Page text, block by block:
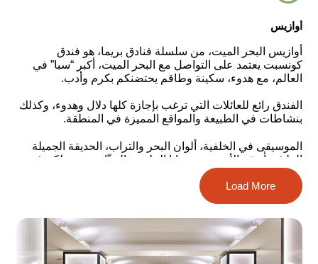
أوازيس
أوازيس البحر الميت، من سلسلة فنادق بريما، هو فندق
كونسبت يعتمد على التواصل مع البحر الميت، أكبر “سبا” في
العالم، مع هدوء، سكينة وطاقم يحتضنكم بكرم وأدب.
الفندق رائع للعائلات التي ترغب بإجازة كلها دلال وهدوء، وكذلك
بنشاطات في الطبيعة والمواقع المميزة في المنطقة.
الموسيقى في الخلفية، ألوان البحر والتراب، الحديقة الجميلة
المليئة بأسرّة الأرجوحة وزوايا الجلوس الجذّابة، ستدخلكم في
أجواء الإجازة الصحراوية منذ لحظة وصولكم إلى الفندق.
يحتوي الفندق على 139 غرفة، منها 4 أجنحة.
أنواع الغرف:غرف كلاسيك، غرف عائلية واسعة، غرف بجانب
Load More